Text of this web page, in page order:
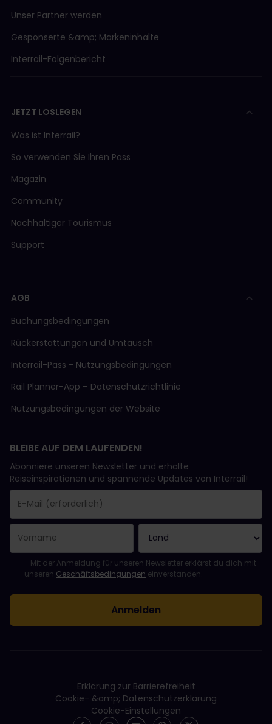
Unser Partner werden
Gesponserte &amp; Markeninhalte
Interrail-Folgenbericht
JETZT LOSLEGEN
Was ist Interrail?
So verwenden Sie Ihren Pass
Magazin
Community
Nachhaltiger Tourismus
Support
AGB
Buchungsbedingungen
Rückerstattungen und Umtausch
Interrail-Pass - Nutzungsbedingungen
Rail Planner-App – Datenschutzrichtlinie
Nutzungsbedingungen der Website
BLEIBE AUF DEM LAUFENDEN!
Abonniere unseren Newsletter und erhalte
Reiseinspirationen und spannende Updates von Interrail!
Das Feld „E-Mail-Adresse“ ist ein Pflichtfeld!
Diese E-Mail-Adresse ist ungültig!
Beim Abonnieren des Newsletters ist ein Fehler aufgetreten.
Du hast diesen Newsletter bereits abonniert!
Bitte stimme den Allgemeinen Geschäftsbedingungen zu, um
Mit der Anmeldung für unseren Newsletter erklärst du dich mit
unseren Geschäftsbedingungen einverstanden.
Erklärung zur Barrierefreiheit
Cookie- &amp; Datenschutzerklärung
Cookie-Einstellungen